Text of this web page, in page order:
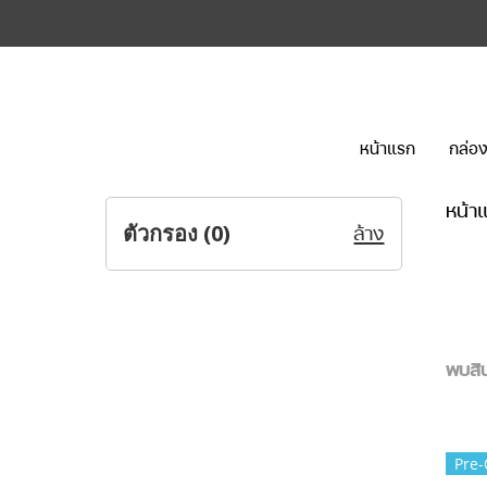
หน้าแรก กล่อ
หน้า
พบสิ
ตัวกรอง (0) ล้าง